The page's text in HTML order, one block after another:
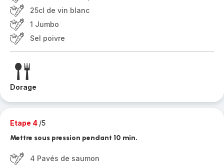
25cl de vin blanc
1 Jumbo
Sel poivre
Dorage
Etape 4 /5
Mettre sous pression pendant 10 min.
4 Pavés de saumon